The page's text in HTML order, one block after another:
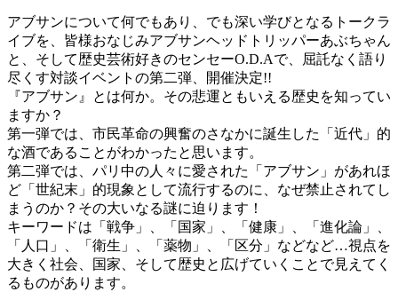
アブサンについて何でもあり、でも深い学びとなるトークラ
イブを、皆様おなじみアブサンヘッドトリッパーあぶちゃん
と、そして歴史芸術好きのセンセーO.D.Aで、屈託なく語り
尽くす対談イベントの第二弾、開催決定!!
『アブサン』とは何か。その悲運ともいえる歴史を知ってい
ますか？
第一弾では、市民革命の興奮のさなかに誕生した「近代」的
な酒であることがわかったと思います。
第二弾では、パリ中の人々に愛された「アブサン」があれほ
ど「世紀末」的現象として流行するのに、なぜ禁止されてし
まうのか？その大いなる謎に迫ります！
キーワードは「戦争」、「国家」、「健康」、「進化論」、
「人口」、「衛生」、「薬物」、「区分」などなど…視点を
大きく社会、国家、そして歴史と広げていくことで見えてく
るものがあります。